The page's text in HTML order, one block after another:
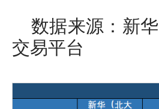
数据来源：新
交易平台